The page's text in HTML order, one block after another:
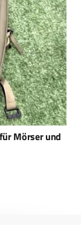
Mörser und